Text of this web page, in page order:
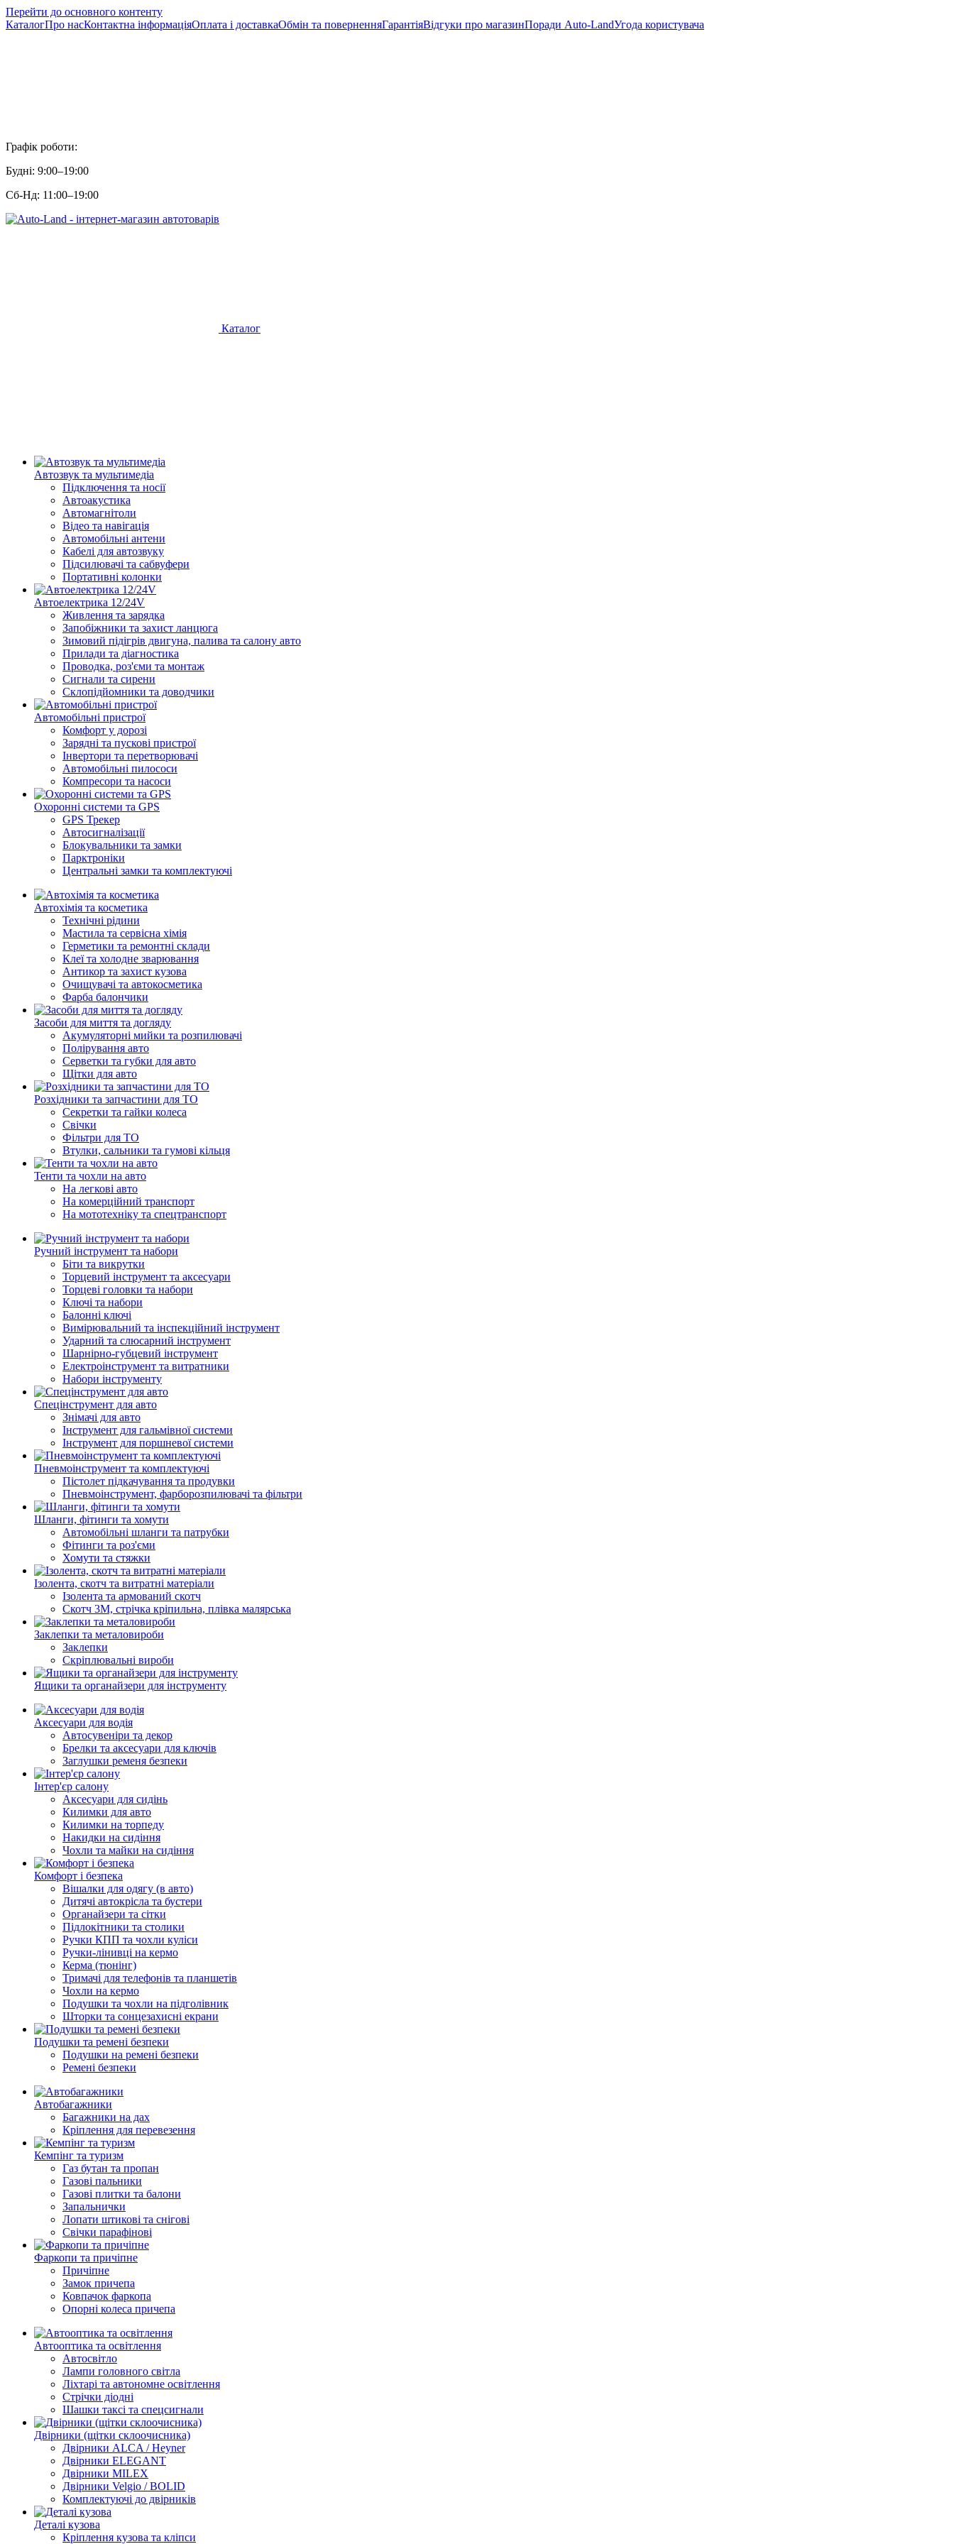
Перейти до основного контенту
КаталогПро насКонтактна інформаціяОплата і доставкаОбмін та поверненняГарантіяВідгуки про магазинПоради Auto-LandУгода користувача
Графік роботи:
Будні: 9:00–19:00
Сб-Нд: 11:00–19:00
Каталог
Автозвук та мультимедіа
Підключення та носії
Автоакустика
Автомагнітоли
Відео та навігація
Автомобільні антени
Кабелі для автозвуку
Підсилювачі та сабвуфери
Портативні колонки
Автоелектрика 12/24V
Живлення та зарядка
Запобіжники та захист ланцюга
Зимовий підігрів двигуна, палива та салону авто
Прилади та діагностика
Проводка, роз'єми та монтаж
Сигнали та сирени
Склопідйомники та доводчики
Автомобільні пристрої
Комфорт у дорозі
Зарядні та пускові пристрої
Інвертори та перетворювачі
Автомобільні пилососи
Компресори та насоси
Охоронні системи та GPS
GPS Трекер
Автосигналізації
Блокувальники та замки
Парктроніки
Центральні замки та комплектуючі
Автохімія та косметика
Технічні рідини
Мастила та сервісна хімія
Герметики та ремонтні склади
Клеї та холодне зварювання
Антикор та захист кузова
Очищувачі та автокосметика
Фарба балончики
Засоби для миття та догляду
Акумуляторні мийки та розпилювачі
Полірування авто
Серветки та губки для авто
Щітки для авто
Розхідники та запчастини для ТО
Секретки та гайки колеса
Свічки
Фільтри для ТО
Втулки, сальники та гумові кільця
Тенти та чохли на авто
На легкові авто
На комерційний транспорт
На мототехніку та спецтранспорт
Ручний інструмент та набори
Біти та викрутки
Торцевий інструмент та аксесуари
Торцеві головки та набори
Ключі та набори
Балонні ключі
Вимірювальний та інспекційний інструмент
Ударний та слюсарний інструмент
Шарнірно-губцевий інструмент
Електроінструмент та витратники
Набори інструменту
Спецінструмент для авто
Знімачі для авто
Інструмент для гальмівної системи
Інструмент для поршневої системи
Пневмоінструмент та комплектуючі
Пістолет підкачування та продувки
Пневмоінструмент, фарборозпилювачі та фільтри
Шланги, фітинги та хомути
Автомобільні шланги та патрубки
Фітинги та роз'єми
Хомути та стяжки
Ізолента, скотч та витратні матеріали
Ізолента та армований скотч
Скотч 3М, стрічка кріпильна, плівка малярська
Заклепки та металовироби
Заклепки
Скріплювальні вироби
Ящики та органайзери для інструменту
Аксесуари для водія
Автосувеніри та декор
Брелки та аксесуари для ключів
Заглушки ременя безпеки
Інтер'єр салону
Аксесуари для сидінь
Килимки для авто
Килимки на торпеду
Накидки на сидіння
Чохли та майки на сидіння
Комфорт і безпека
Вішалки для одягу (в авто)
Дитячі автокрісла та бустери
Органайзери та сітки
Підлокітники та столики
Ручки КПП та чохли куліси
Ручки-лінивці на кермо
Керма (тюнінг)
Тримачі для телефонів та планшетів
Чохли на кермо
Подушки та чохли на підголівник
Шторки та сонцезахисні екрани
Подушки та ремені безпеки
Подушки на ремені безпеки
Ремені безпеки
Автобагажники
Багажники на дах
Кріплення для перевезення
Кемпінг та туризм
Газ бутан та пропан
Газові пальники
Газові плитки та балони
Запальнички
Лопати штикові та снігові
Свічки парафінові
Фаркопи та причіпне
Причіпне
Замок причепа
Ковпачок фаркопа
Опорні колеса причепа
Автооптика та освітлення
Автосвітло
Лампи головного світла
Ліхтарі та автономне освітлення
Стрічки діодні
Шашки таксі та спецсигнали
Двірники (щітки склоочисника)
Двірники ALCA / Heyner
Двірники ELEGANT
Двірники MILEX
Двірники Velgio / BOLID
Комплектуючі до двірників
Деталі кузова
Кріплення кузова та кліпси